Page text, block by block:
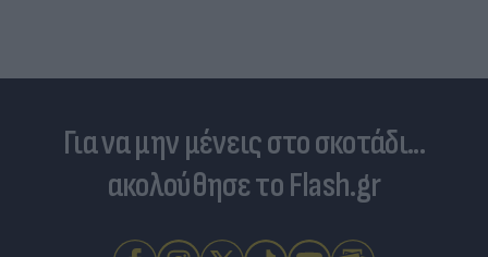
Για να μην μένεις στο σκοτάδι...
ακολούθησε το Flash.gr